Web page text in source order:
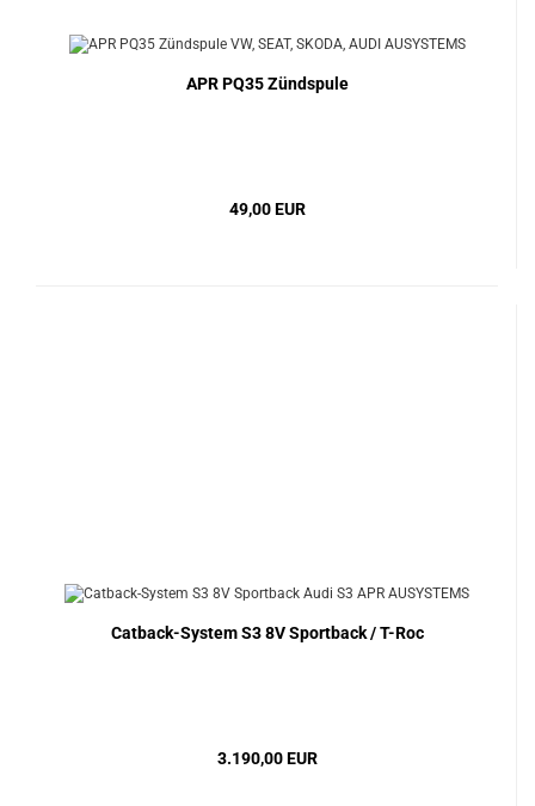
APR PQ35 Zündspule
49,00 EUR
Catback-System S3 8V Sportback / T-Roc
3.190,00 EUR